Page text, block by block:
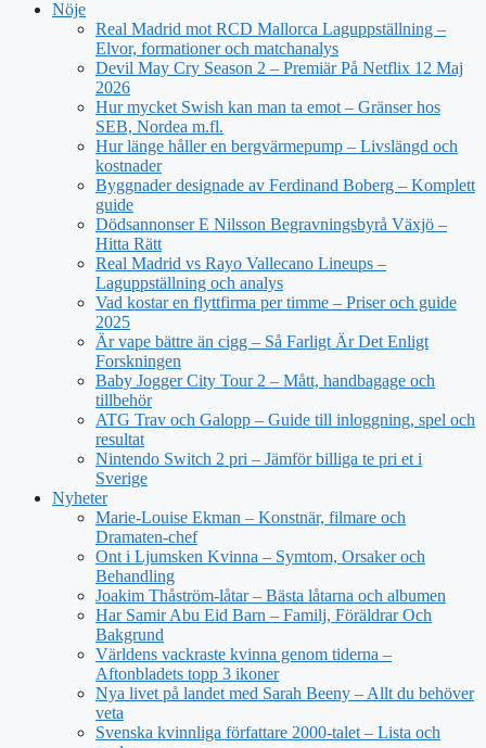
Nöje
Real Madrid mot RCD Mallorca Laguppställning –
Elvor, formationer och matchanalys
Devil May Cry Season 2 – Premiär På Netflix 12 Maj
2026
Hur mycket Swish kan man ta emot – Gränser hos
SEB, Nordea m.fl.
Hur länge håller en bergvärmepump – Livslängd och
kostnader
Byggnader designade av Ferdinand Boberg – Komplett
guide
Dödsannonser E Nilsson Begravningsbyrå Växjö –
Hitta Rätt
Real Madrid vs Rayo Vallecano Lineups –
Laguppställning och analys
Vad kostar en flyttfirma per timme – Priser och guide
2025
Är vape bättre än cigg – Så Farligt Är Det Enligt
Forskningen
Baby Jogger City Tour 2 – Mått, handbagage och
tillbehör
ATG Trav och Galopp – Guide till inloggning, spel och
resultat
Nintendo Switch 2 pri – Jämför billiga te pri et i
Sverige
Nyheter
Marie-Louise Ekman – Konstnär, filmare och
Dramaten-chef
Ont i Ljumsken Kvinna – Symtom, Orsaker och
Behandling
Joakim Thåström-låtar – Bästa låtarna och albumen
Har Samir Abu Eid Barn – Familj, Föräldrar Och
Bakgrund
Världens vackraste kvinna genom tiderna –
Aftonbladets topp 3 ikoner
Nya livet på landet med Sarah Beeny – Allt du behöver
veta
Svenska kvinnliga författare 2000-talet – Lista och